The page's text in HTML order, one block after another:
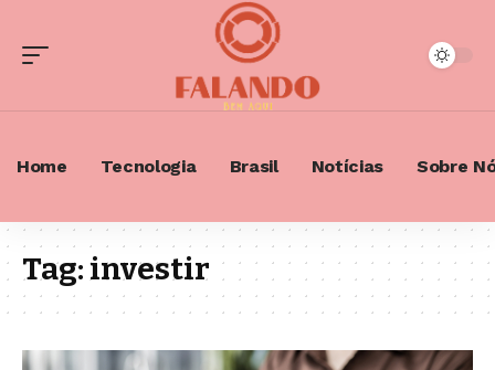
Home Tecnologia Brasil Notícias Sobre
Tag:investir